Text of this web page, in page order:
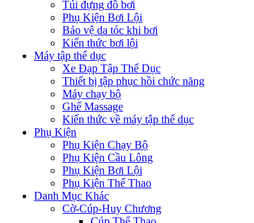
Túi đựng đồ bơi
Phụ Kiện Bơi Lội
Bảo vệ da tóc khi bơi
Kiến thức bơi lội
Máy tập thể dục
Xe Đạp Tập Thể Dục
Thiết bị tập phục hồi chức năng
Máy chạy bộ
Ghế Massage
Kiến thức về máy tập thể dục
Phụ Kiện
Phụ Kiện Chạy Bộ
Phụ Kiện Cầu Lông
Phụ Kiện Bơi Lội
Phụ Kiện Thể Thao
Danh Mục Khác
Cờ-Cúp-Huy Chương